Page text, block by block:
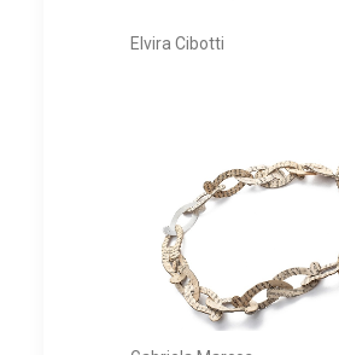
Elvira Cibotti